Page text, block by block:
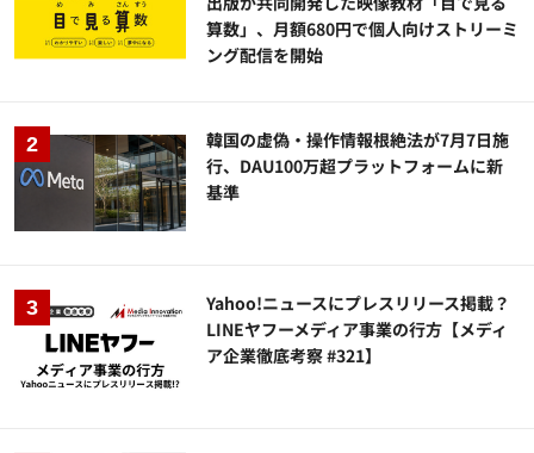
算数」、月額680円で個人向けストリーミ
ング配信を開始
韓国の虚偽・操作情報根絶法が7月7日施
行、DAU100万超プラットフォームに新
基準
Yahoo!ニュースにプレスリリース掲載？
LINEヤフーメディア事業の行方【メディ
ア企業徹底考察 #321】